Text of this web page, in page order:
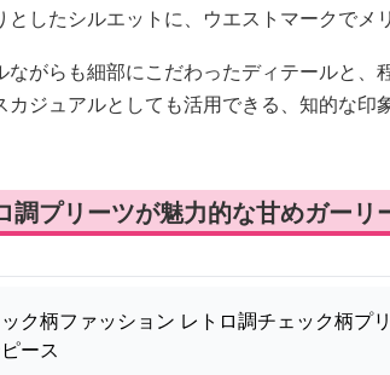
としたシルエットに、ウエストマークでメ
ながらも細部にこだわったディテールと、
カジュアルとしても活用できる、知的な印
調プリーツが魅力的な甘めガーリ